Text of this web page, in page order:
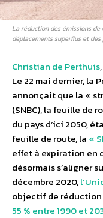
La réduction des émissions
déplacements superflus et
Christian de Perthuis,
Le 22 mai dernier, la
annonçait que la «
(SNBC), la feuille de
du pays d’ici 2050,
feuille de route, la «
effet à expiration en
désormais s’aligner
décembre 2020,
objectif de réduction
55 % entre 1990 et